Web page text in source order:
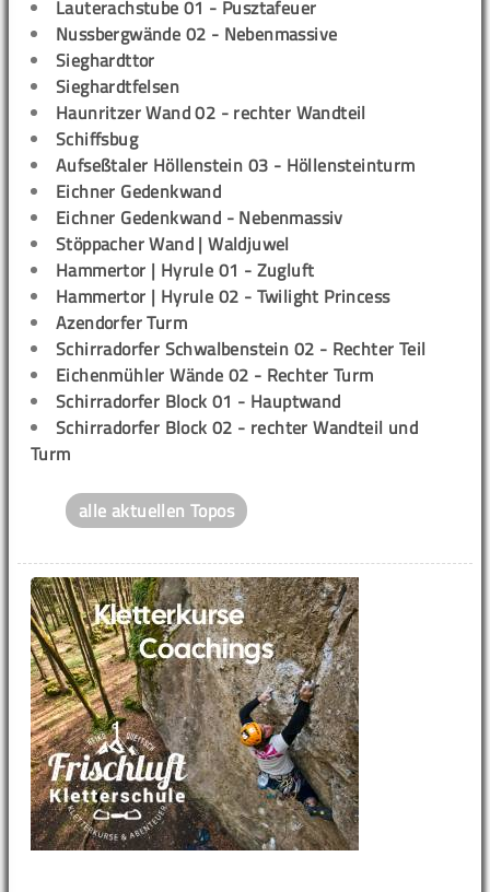
Lauterachstube 01 - Pusztafeuer
Nussbergwände 02 - Nebenmassive
Sieghardttor
Sieghardtfelsen
Haunritzer Wand 02 - rechter Wandteil
Schiffsbug
Aufseßtaler Höllenstein 03 - Höllensteinturm
Eichner Gedenkwand
Eichner Gedenkwand - Nebenmassiv
Stöppacher Wand | Waldjuwel
Hammertor | Hyrule 01 - Zugluft
Hammertor | Hyrule 02 - Twilight Princess
Azendorfer Turm
Schirradorfer Schwalbenstein 02 - Rechter Teil
Eichenmühler Wände 02 - Rechter Turm
Schirradorfer Block 01 - Hauptwand
Schirradorfer Block 02 - rechter Wandteil und
Turm
alle aktuellen Topos